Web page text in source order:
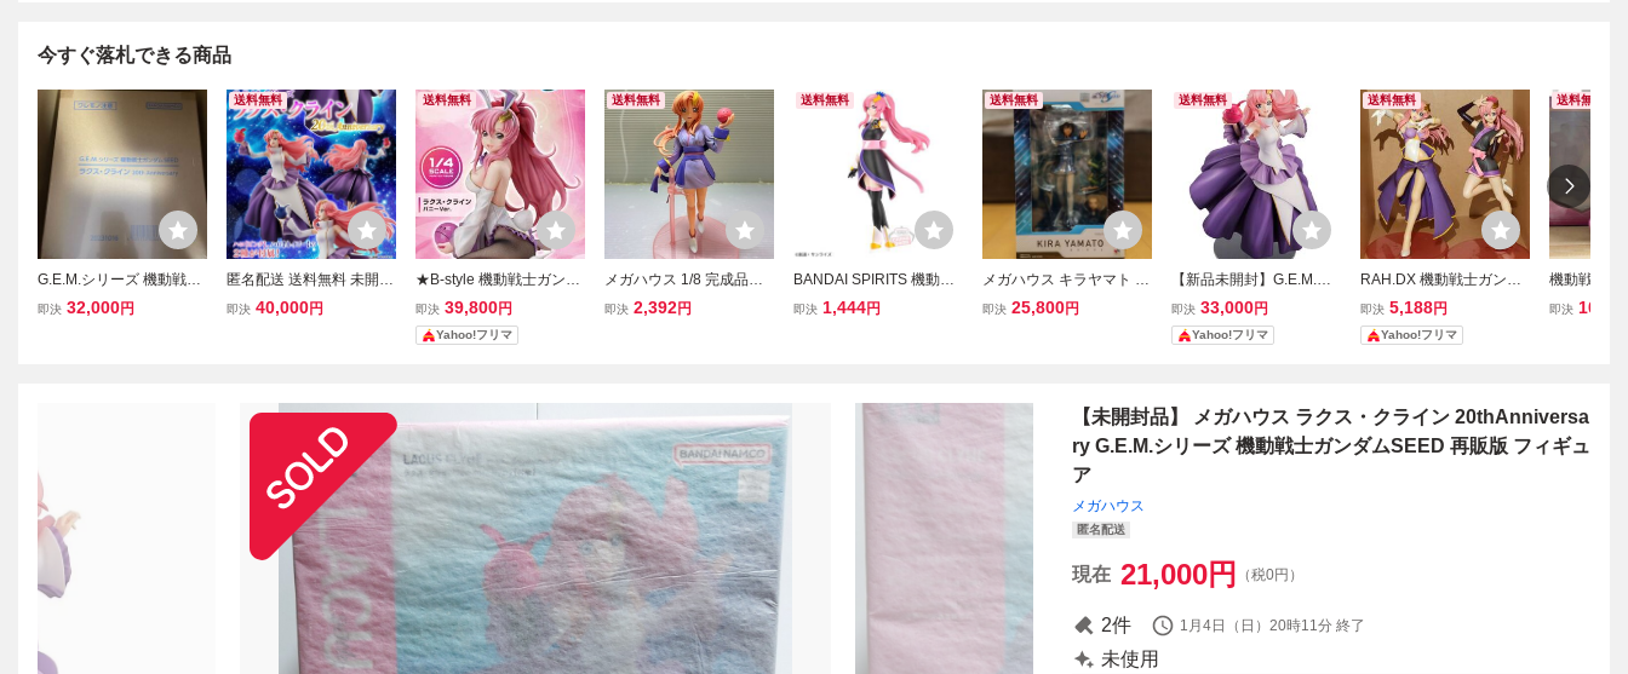
今すぐ落札できる商品
G.E.M.シリーズ 機動戦士
ガンダムSEED ラクスク
即決 32,000円
送料無料
匿名配送 送料無料 未開封
新品 G.E.M.シリーズ 機動
即決 40,000円
送料無料
★B-style 機動戦士ガンダ
ムSEED ★完成品 メガハ
ウス★ラクス クライン バ
ニーVer.
即決 39,800円
Yahoo!フリマ
送料無料
メガハウス 1/8 完成品フ
ィギュア RAHDX ロボッ
即決 2,392円
送料無料
BANDAI SPIRITS 機動戦
士ガンダムSEED FREED
即決 1,444円
送料無料
メガハウス キラヤマト 機
動戦士ガンダムSEED GE
即決 25,800円
送料無料
【新品未開封】G.E.M.シ
リーズ 機動戦士ガンダム
SEED ラクス・クライン
20thAnniversary
即決 33,000円
Yahoo!フリマ
送料無料
RAH.DX 機動戦士ガンダ
ム SEED ミーア・ラクス
メガハウス フィギュア 箱
無し
即決 5,188円
Yahoo!フリマ
送料無料
機動戦士ガ
ラクス・ク
即決
【未開封品】 メガハウス ラクス・クライン 20thAnniversa
ry G.E.M.シリーズ 機動戦士ガンダムSEED 再販版 フィギュ
ア
メガハウス
匿名配送
現在 21,000円 （税0円）
2件 1月4日（日）20時11分 終了
未使用